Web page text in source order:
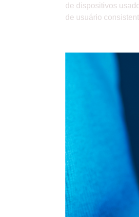
de dispositivos
de usuário